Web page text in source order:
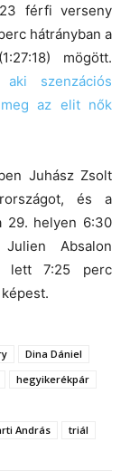
férfi verseny
hátrányban a
mögött.
aki szenzációs
az elit nők
Juhász Zsolt
és a
29. helyen 6:30
Absalon
lett 7:25 perc
Dina Dániel
hegyikerékpár
András triál